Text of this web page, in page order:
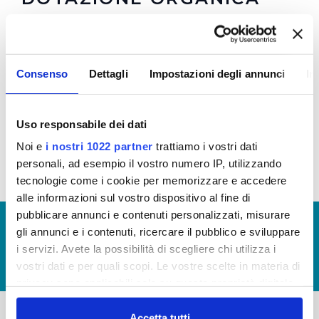
Consenso Dettagli Impostazioni degli annunci
Uso responsabile dei dati
Noi e i nostri 1022 partner trattiamo i vostri dati
personali, ad esempio il vostro numero IP, utilizzando
tecnologie come i cookie per memorizzare e accedere
alle informazioni sul vostro dispositivo al fine di
pubblicare annunci e contenuti personalizzati, misurare
gli annunci e i contenuti, ricercare il pubblico e sviluppare
i servizi. Avete la possibilità di scegliere chi utilizza i
vostri dati e per quali scopi. Le vostre scelte in materia di
in cui avete effettuato le vostre scelte. È possibile
Dotazione organica 2017: numero personale a
e costo suddiviso per personale a tempo
determinato e indeterminato
© Copyright 2017 - 2026
GLOSSARIO
GIUDICA IL SERVIZIO
LAVORA CON NOI